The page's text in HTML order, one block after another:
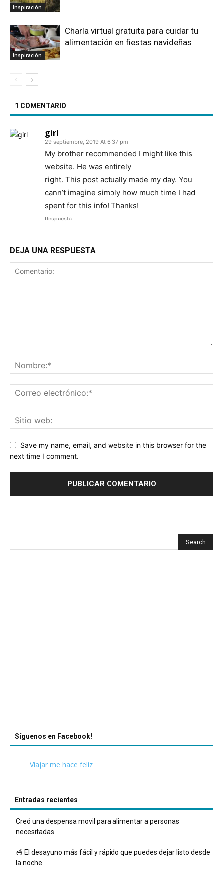
Inspiración
Inspiración
Charla virtual gratuita para cuidar tu
alimentación en fiestas navideñas
1 COMENTARIO
girl
29 septiembre, 2019 At 6:37 pm
My brother recommended I might like this
website. He was entirely
right. This post actually made my day. You
cann’t imagine simply how much time I had
spent for this info! Thanks!
Respuesta
DEJA UNA RESPUESTA
Save my name, email, and website in this browser for the
next time I comment.
Síguenos en Facebook!
Viajar me hace feliz
Entradas recientes
Creó una despensa movil para alimentar a personas
necesitadas
🥣 El desayuno más fácil y rápido que puedes dejar listo desde
la noche